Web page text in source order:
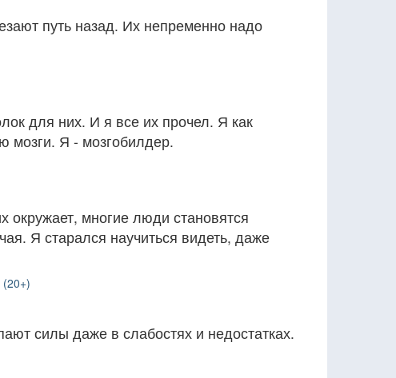
путь назад. Их непременно надо
для них. И я все их прочел. Я как
мозги. Я - мозгобилдер.
окружает, многие люди становятся
Я старался научиться видеть, даже
(20+)
силы даже в слабостях и недостатках.